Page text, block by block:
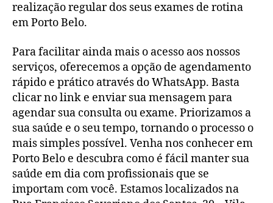
realização regular dos seus exames de rotina
em Porto Belo.
Para facilitar ainda mais o acesso aos nossos
serviços, oferecemos a opção de agendamento
rápido e prático através do WhatsApp. Basta
clicar no link e enviar sua mensagem para
agendar sua consulta ou exame. Priorizamos a
sua saúde e o seu tempo, tornando o processo o
mais simples possível. Venha nos conhecer em
Porto Belo e descubra como é fácil manter sua
saúde em dia com profissionais que se
importam com você. Estamos localizados na